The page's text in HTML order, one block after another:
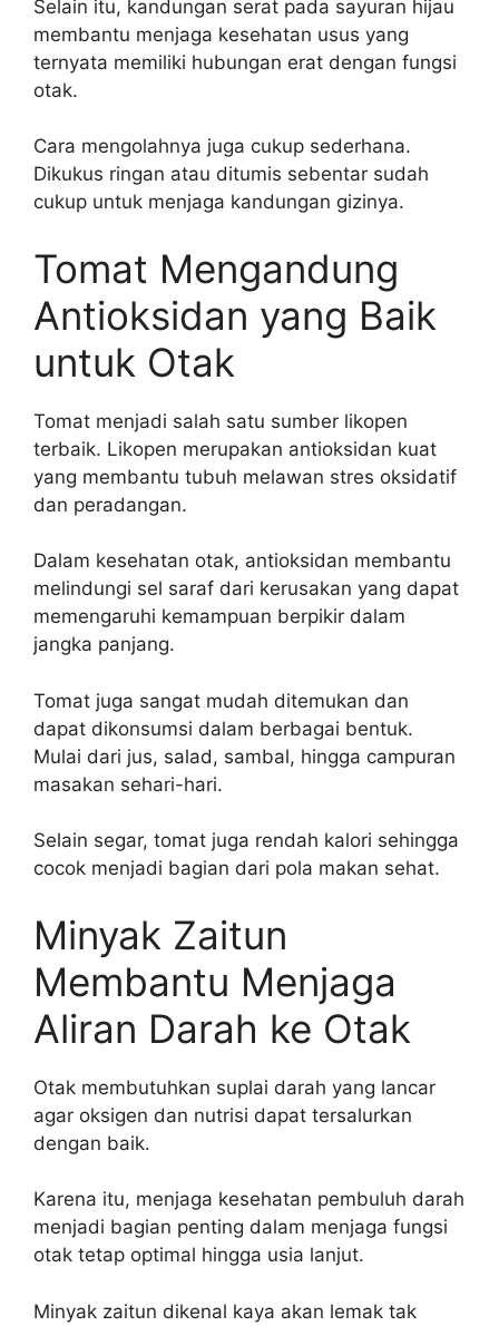
Selain itu, kandungan serat pada sayuran hijau
membantu menjaga kesehatan usus yang
ternyata memiliki hubungan erat dengan fungsi
otak.
Cara mengolahnya juga cukup sederhana.
Dikukus ringan atau ditumis sebentar sudah
cukup untuk menjaga kandungan gizinya.
Tomat Mengandung
Antioksidan yang Baik
untuk Otak
Tomat menjadi salah satu sumber likopen
terbaik. Likopen merupakan antioksidan kuat
yang membantu tubuh melawan stres oksidatif
dan peradangan.
Dalam kesehatan otak, antioksidan membantu
melindungi sel saraf dari kerusakan yang dapat
memengaruhi kemampuan berpikir dalam
jangka panjang.
Tomat juga sangat mudah ditemukan dan
dapat dikonsumsi dalam berbagai bentuk.
Mulai dari jus, salad, sambal, hingga campuran
masakan sehari-hari.
Selain segar, tomat juga rendah kalori sehingga
cocok menjadi bagian dari pola makan sehat.
Minyak Zaitun
Membantu Menjaga
Aliran Darah ke Otak
Otak membutuhkan suplai darah yang lancar
agar oksigen dan nutrisi dapat tersalurkan
dengan baik.
Karena itu, menjaga kesehatan pembuluh darah
menjadi bagian penting dalam menjaga fungsi
otak tetap optimal hingga usia lanjut.
Minyak zaitun dikenal kaya akan lemak tak